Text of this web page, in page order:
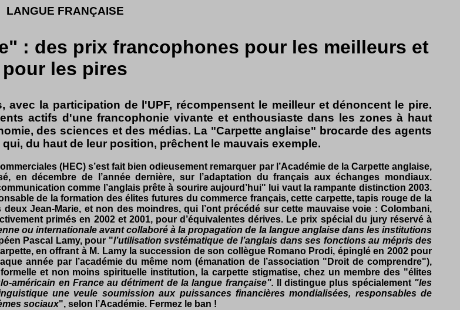
LANGUE FRANÇAISE
: des prix francophones pour les meilleurs et
pour les pires
la participation de l'UPF, récompensent le meilleur et dénoncent le pire.
actifs d'une francophonie vivante et enthousiaste dans les zones à haut
des sciences et des médias. La "Carpette anglaise" brocarde des agents
du haut de leur position, prêchent le mauvais exemple.
(HEC) s’est fait bien odieusement remarquer par l’Académie de la Carpette anglaise,
en décembre de l’année dernière, sur l’adaptation du français aux échanges mondiaux.
comme l’anglais prête à sourire aujourd’hui" lui vaut la rampante distinction 2003.
de la formation des élites futures du commerce français, cette carpette, tapis rouge de la
Jean-Marie, et non des moindres, qui l’ont précédé sur cette mauvaise voie : Colombani,
primés en 2002 et 2001, pour d’équivalentes dérives. Le prix spécial du jury réservé à
ou internationale avant collaboré à la propagation de la langue anglaise dans les institutions
Pascal Lamy, pour "l’utilisation svstématique de l’anglais dans ses fonctions au mépris des
en offrant à M. Lamy la succession de son collègue Romano Prodi, épinglé en 2002 pour
année par l’académie du même nom (émanation de l’association "Droit de comprendre"),
et non moins spirituelle institution, la carpette stigmatise, chez un membre des "élites
américain en France au détriment de la langue française". Il distingue plus spécialement "les
une veule soumission aux puissances financières mondialisées, responsables de
sociaux", selon l’Académie. Fermez le ban !